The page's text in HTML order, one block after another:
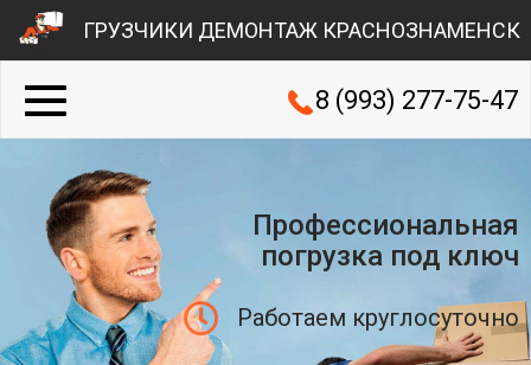
ГРУЗЧИКИ ДЕМОНТАЖ КРАСНОЗНАМЕНСК
8 (993) 277-75-47
Профессиональная
погрузка под ключ
Работаем круглосуточно